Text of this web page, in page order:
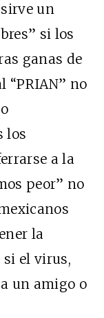
un
si los
ganas de
“PRIAN” no
los
a la
peor” no
la
si el virus,
un amigo o